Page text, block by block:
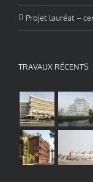
Projet lauréat –
TRAVAUX RÉCENTS